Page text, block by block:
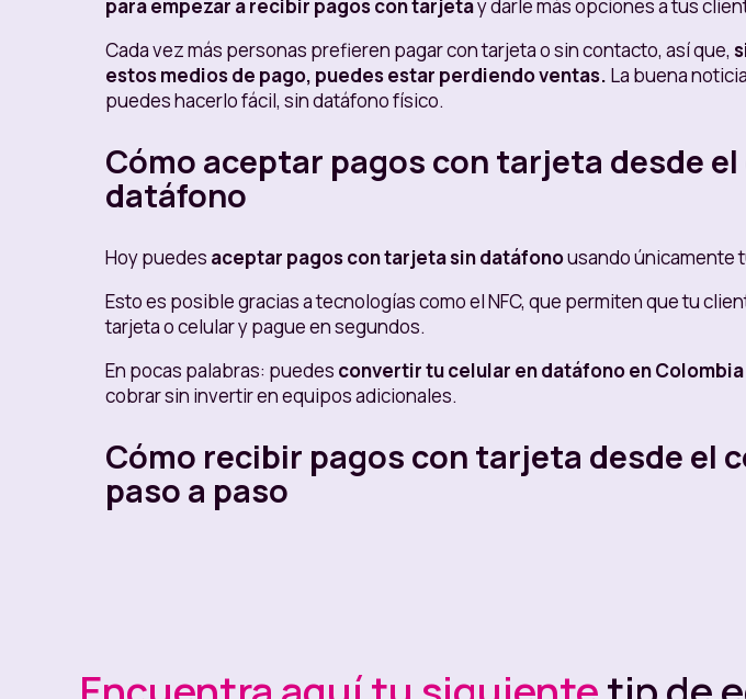
para empezar a recibir pagos con tarjetay darle más opciones a tus
Cada vez más personas prefieren pagar con tarjeta o sin contacto, así que,
estos medios de pago, puedes estar perdiendo ventas. La buena
puedes hacerlo fácil, sin datáfono físico.
Cómo aceptar pagos con tarjeta desde
datáfono
Hoy puedes aceptar pagos con tarjeta sin datáfonousando únicamente
Esto es posible gracias a tecnologías como el NFC, que permiten que tu
tarjeta o celular y pague en segundos.
En pocas palabras: puedes convertir tu celular en datáfono en Colombia
cobrar sin invertir en equipos adicionales.
Cómo recibir pagos con tarjeta desde el
paso a paso